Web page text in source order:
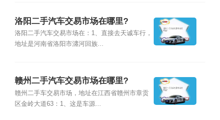
洛阳二手汽车交易市场在哪里?
洛阳二手汽车交易市场在：1、直接去天诚车行，
地址是河南省洛阳市瀍河回族...
赣州二手汽车交易市场在哪里?
赣州二手车交易市场，地址在江西省赣州市章贡
区金岭大道63：1、这是车源...